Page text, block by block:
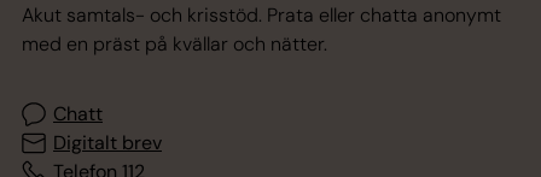
Akut samtals- och krisstöd. Prata eller chatta anonymt
med en präst på kvällar och nätter.
Chatt
Digitalt brev
Telefon 112